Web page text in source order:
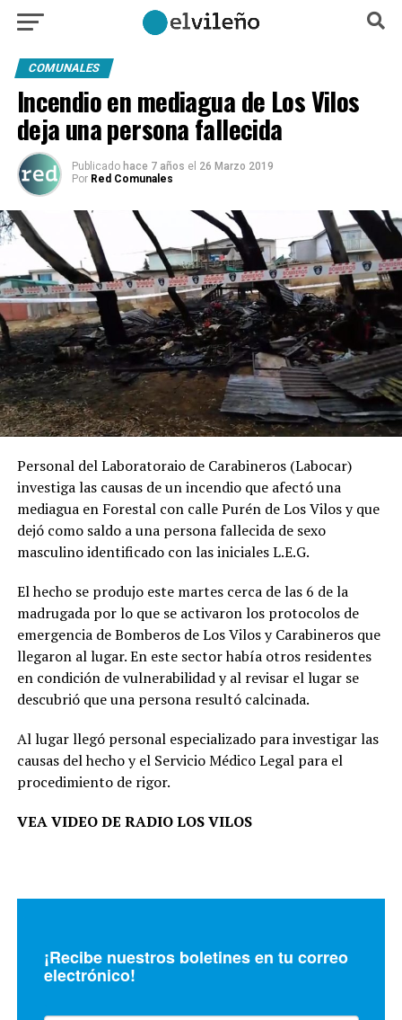
COMUNALES
Incendio en mediagua de Los Vilos
deja una persona fallecida
Publicado hace 7 años el 26 Marzo 2019
Por Red Comunales
Personal del Laboratoraio de Carabineros (Labocar)
investiga las causas de un incendio que afectó una
mediagua en Forestal con calle Purén de Los Vilos y que
dejó como saldo a una persona fallecida de sexo
masculino identificado con las iniciales L.E.G.
El hecho se produjo este martes cerca de las 6 de la
madrugada por lo que se activaron los protocolos de
emergencia de Bomberos de Los Vilos y Carabineros que
llegaron al lugar. En este sector había otros residentes
en condición de vulnerabilidad y al revisar el lugar se
descubrió que una persona resultó calcinada.
Al lugar llegó personal especializado para investigar las
causas del hecho y el Servicio Médico Legal para el
procedimiento de rigor.
VEA VIDEO DE RADIO LOS VILOS